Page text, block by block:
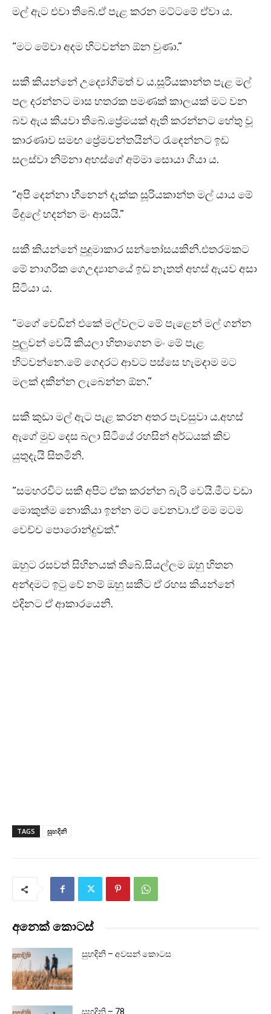
මල් ඇට එවා තිබේ.ඒ පැළ කරන මට්ටමේ ඒවා ය.
“මට මේවා අදම හිටවන්න ඕන වුණා.”
සකී කියන්නේ උද්‍යෝගිමත් ව ය.සූරියකාන්ත පැළ මල්
පල දරන්නට මාස හතරක පමණක් කාලයක් මට වන
බව ඇය කියවා තිබේ.ප්‍රේමයක් ඇති කරන්නට හේතු වූ
කාරණාව සමඟ ප්‍රේමවන්තයින්ට රැඳෙන්නට ඉඩ
සලස්වා නිම්නා අහස්ගේ අම්මා සොයා ගියා ය.
“අපි දෙන්නා හීනෙන් දැක්ක සූරියකාන්ත මල් යාය මේ
මිදුලේ හදන්න මං ආසයි.”
සකී කියන්නේ පුදුමාකාර සන්තෝසයකිනි.එතරමකට
මේ නාගරික ගෙඋද්‍යානයේ ඉඩ නැතත් අහස් ඇයව අසා
සිටියා ය.
“මගේ වෙඩින් එකේ මල්වලට මේ පැළෙන් මල් ගන්න
පුලුවන් වෙයි කියලා හිතාගෙන මං මේ පැළ
හිටවන්නෙ.මේ ගෙදරට ආවට පස්සෙ හැමදාම මට
මලක් දකින්න ලැබෙන්න ඕන.”
සකී කුඩා මල් ඇට පැළ කරන අතර පැවසුවා ය.අහස්
ඇගේ මුව දෙස බලා සිටියේ රහසින් අර්ධයක් කිව
යුතුදැයි සිතමිනි.
“සමහරවිට සකී අපිට ඒක කරන්න බැරි වෙයි.මීට වඩා
මොකුත්ම නොකියා ඉන්න මට වෙනවා.ඒ මම මටම
වෙච්ච පොරොන්දුවක්.”
ඔහුට රසවත් සිහිනයක් තිබේ.සියල්ලම ඔහු හිතන
අන්දමට ඉටු වේ නම් ඔහු සකීට ඒ රහස කියන්නේ
එදිනට ඒ ආකාරයෙනි.
TAGS සුහදිනි
අනෙක් කොටස්
සුහදිනි – අවසන් කොටස
සුහදිනි – 78